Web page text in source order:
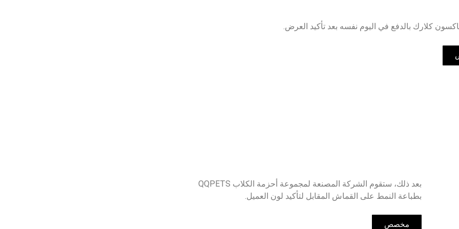
كلارك بالدفع في اليوم نفسه بعد تأكيد العرض.
بعد ذلك، ستقوم الشركة المصنعة لمجموعة أحزمة الكلاب QQPETS
بطباعة النمط على القماش المقابل لتأكيد لون العميل.
مخصص